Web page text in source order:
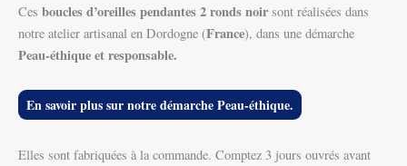
Ces boucles d’oreilles pendantes 2 ronds noir sont réalisées dans
notre atelier artisanal en Dordogne (France), dans une démarche
Peau-éthique et responsable.
En savoir plus sur notre démarche Peau-éthique.
Elles sont fabriquées à la commande. Comptez 3 jours ouvrés avant